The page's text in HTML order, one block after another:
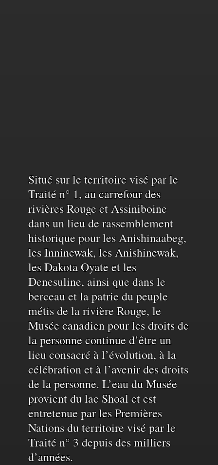
Reconnaissance
du
territoire
et
de
l'eau
Situé sur le territoire visé par le
Traité n° 1, au carrefour des
rivières Rouge et Assiniboine
dans un lieu de rassemblement
historique pour les Anishinaabeg,
les Inninewak, les Anishinewak,
les Dakota Oyate et les
Denesuline, ainsi que dans le
berceau et la patrie du peuple
métis de la rivière Rouge, le
Musée canadien pour les droits de
la personne continue d’être un
lieu consacré à l’évolution, à la
célébration et à l’avenir des droits
de la personne. L’eau du Musée
provient du lac Shoal et est
entretenue par les Premières
Nations du territoire visé par le
Traité n° 3 depuis des milliers
d’années.